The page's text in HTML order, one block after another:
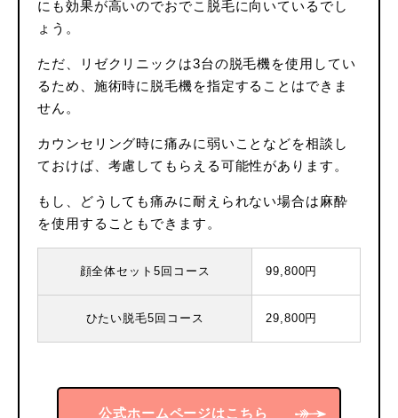
にも効果が高いのでおでこ脱毛に向いているでし
ょう。
ただ、リゼクリニックは3台の脱毛機を使用してい
るため、施術時に脱毛機を指定することはできま
せん。
カウンセリング時に痛みに弱いことなどを相談し
ておけば、考慮してもらえる可能性があります。
もし、どうしても痛みに耐えられない場合は麻酔
を使用することもできます。
顔全体セット5回コース 99,800円
ひたい脱毛5回コース 29,800円
公式ホームページはこちら